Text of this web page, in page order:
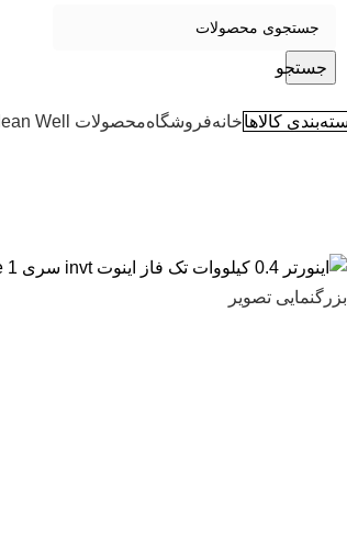
جستجو
کالاهاخانهفروشگاهمحصولات Mean Well
بزرگنمایی تصویر